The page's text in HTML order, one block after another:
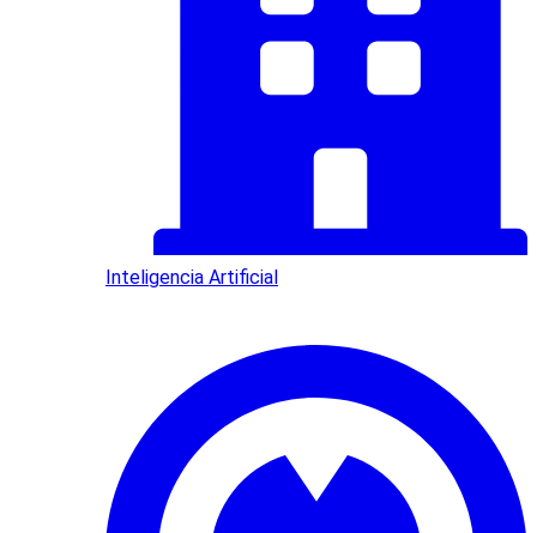
Inteligencia Artificial